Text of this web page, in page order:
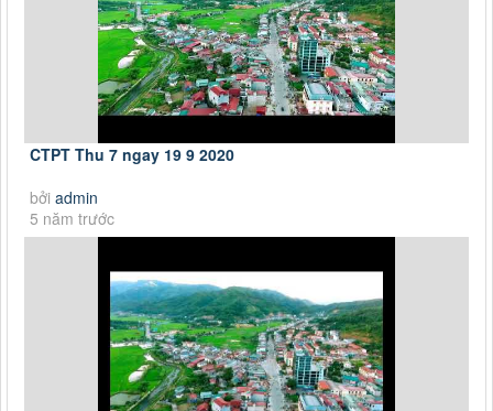
CTPT Thu 7 ngay 19 9 2020
bởi admin
5 năm trước